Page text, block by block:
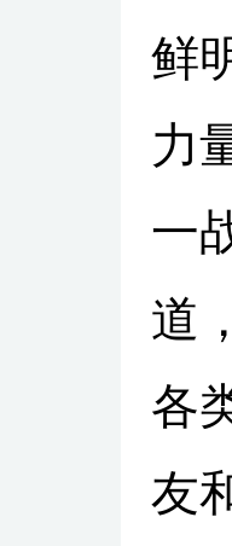
鲜
力
一
道
各
友